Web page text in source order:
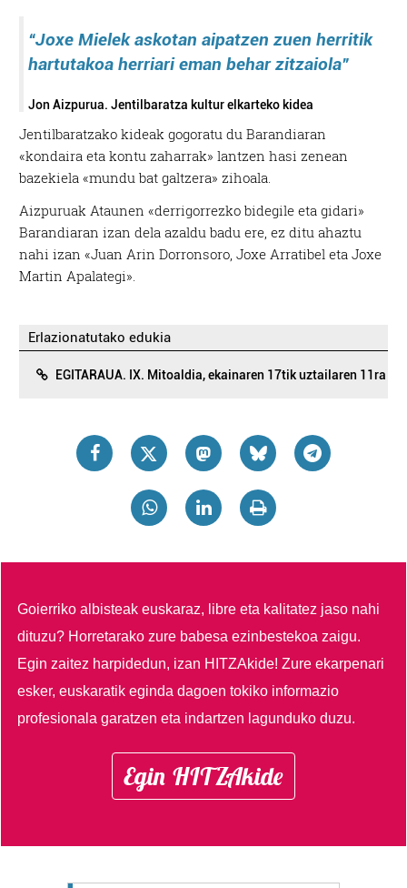
“Joxe Mielek askotan aipatzen zuen herritik
hartutakoa herriari eman behar zitzaiola”
Jon Aizpurua. Jentilbaratza kultur elkarteko kidea
Jentilbaratzako kideak gogoratu du Barandiaran
«kondaira eta kontu zaharrak» lantzen hasi zenean
bazekiela «mundu bat galtzera» zihoala.
Aizpuruak Ataunen «derrigorrezko bidegile eta gidari»
Barandiaran izan dela azaldu badu ere, ez ditu ahaztu
nahi izan «Juan Arin Dorronsoro, Joxe Arratibel eta Joxe
Martin Apalategi».
Erlazionatutako edukia
EGITARAUA. IX. Mitoaldia, ekainaren 17tik uztailaren 11ra
Goierriko albisteak euskaraz, libre eta kalitatez jaso nahi
dituzu? Horretarako zure babesa ezinbestekoa zaigu.
Egin zaitez harpidedun, izan HITZAkide!Zure ekarpenari
esker, euskaratik eginda dagoen tokiko informazio
profesionala garatzen eta indartzen lagunduko duzu.
Egin HITZAkide